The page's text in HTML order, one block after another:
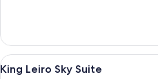
Deluxe
Room
Åpne
18
King Leiro Sky Suite